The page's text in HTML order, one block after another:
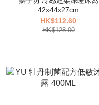
42x44x27cm
HK$112.60
HK$128.00